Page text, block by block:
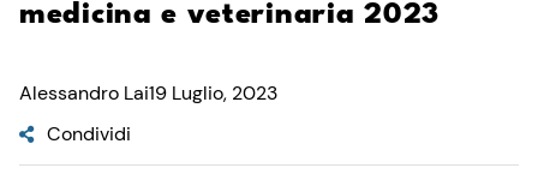
medicina e veterinaria 2023
Alessandro Lai19 Luglio, 2023
Condividi